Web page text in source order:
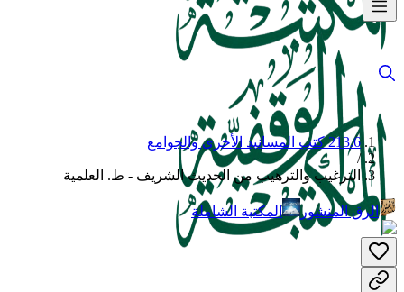
213.6 كتب المسانيد الأخرى والجوامع
/
الترغيب والترهيب من الحديث الشريف - ط. العلمية
الرق المنشور المكتبة الشاملة